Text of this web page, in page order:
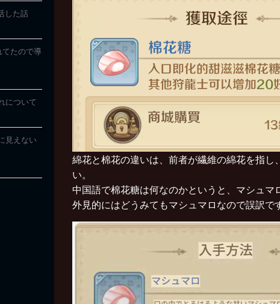
綿花と棉花の違いは、前者が繊維の綿花を指し
い。
中国語で棉花糖は何なのかというと、マシュマ
外見的にはどうみてもマシュマロなので誤訳で
した話
てたので導
について
見えない